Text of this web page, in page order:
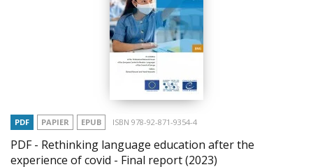
PDF PAPIER EPUB ISBN 978-92-871-9354-4
PDF - Rethinking language education after the
experience of covid - Final report(2023)